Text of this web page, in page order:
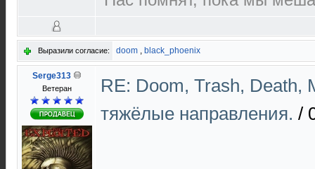
Выразили согласие: doom , black_phoenix
Serge313
Ветеран
RE: Doom, Trash, Death,
тяжёлые направления. /